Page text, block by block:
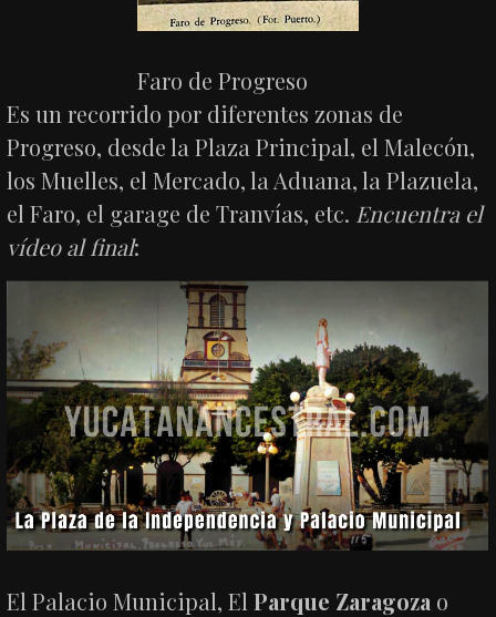
Faro de Progreso
Es un recorrido por diferentes zonas de
Progreso, desde la Plaza Principal, el Malecón,
los Muelles, el Mercado, la Aduana, la Plazuela,
el Faro, el garage de Tranvías, etc. Encuentra el
vídeo al final:
El Palacio Municipal, ElParque Zaragoza o